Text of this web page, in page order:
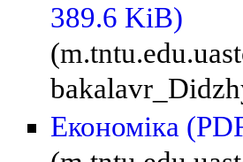
389.6 KiB)
Економіка